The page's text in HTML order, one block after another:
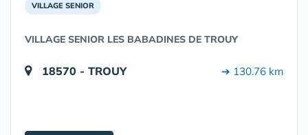
VILLAGE SENIOR
VILLAGE SENIOR LES BABADINES DE TROUY
18570 - TROUY ➔ 130.76 km